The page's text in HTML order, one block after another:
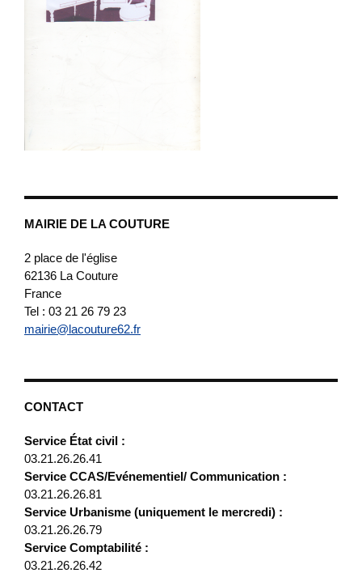
MAIRIE DE LA COUTURE
2 place de l'église
62136 La Couture
France
Tel : 03 21 26 79 23
mairie@lacouture62.fr
CONTACT
Service État civil :
03.21.26.26.41
Service CCAS/Evénementiel/ Communication :
03.21.26.26.81
Service Urbanisme (uniquement le mercredi) :
03.21.26.26.79
Service Comptabilité :
03.21.26.26.42